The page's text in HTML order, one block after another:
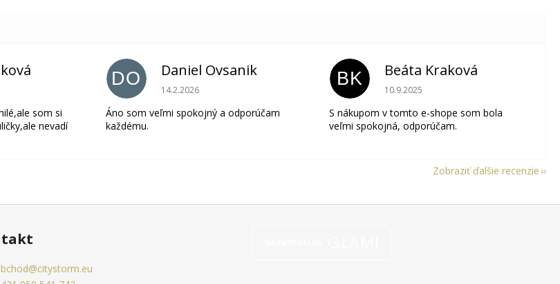
je 5 z 5 hviezdičiek.
som si
nevadí
DO Daniel Ovsanik
Hodnotenie obchodu je 5 z 5 hviezdičiek.
14.2.2026
Áno som veľmi spokojný a odporúčam
každému.
BK Beáta Kraková
Hodnotenie obchodu je 5 z 5
10.9.2025
S nákupom v tomto e-shope som bola
veľmi spokojná, odporúčam.
Zobraziť ďalšie recenzie
@citystorm.eu